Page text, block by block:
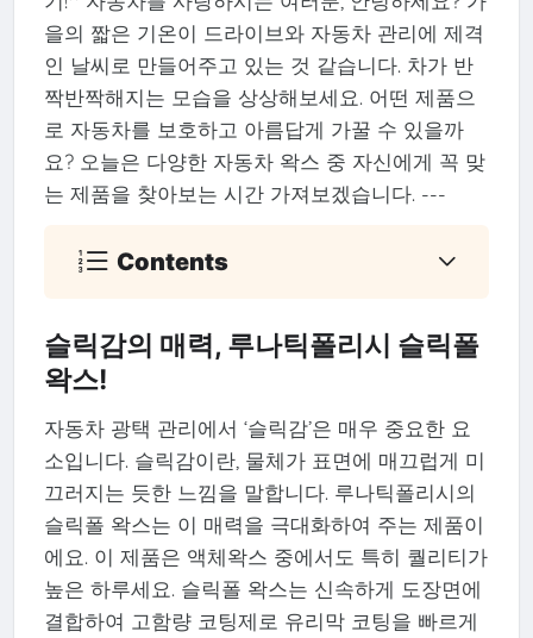
을의 짧은 기온이 드라이브와 자동차 관리에 제격
인 날씨로 만들어주고 있는 것 같습니다. 차가 반
짝반짝해지는 모습을 상상해보세요. 어떤 제품으
로 자동차를 보호하고 아름답게 가꿀 수 있을까
요? 오늘은 다양한 자동차 왁스 중 자신에게 꼭 맞
는 제품을 찾아보는 시간 가져보겠습니다. ---
Contents
슬릭감의 매력, 루나틱폴리시 슬릭폴
왁스!
자동차 광택 관리에서 ‘슬릭감’은 매우 중요한 요
소입니다. 슬릭감이란, 물체가 표면에 매끄럽게 미
끄러지는 듯한 느낌을 말합니다. 루나틱폴리시의
슬릭폴 왁스는 이 매력을 극대화하여 주는 제품이
에요. 이 제품은 액체왁스 중에서도 특히 퀄리티가
높은 하루세요. 슬릭폴 왁스는 신속하게 도장면에
결합하여 고함량 코팅제로 유리막 코팅을 빠르게